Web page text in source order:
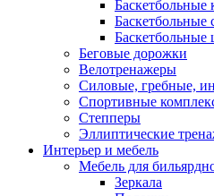
Баскетбольные
Баскетбольные
Беговые дорожки
Велотренажеры
Силовые, гребные,
Спортивные
Степперы
Эллиптические
Интерьер и мебель
Мебель для
Зеркала